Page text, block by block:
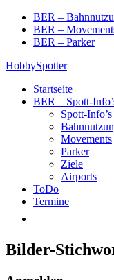
Skip
content
BER –
BER –
BER – Parker
HobbySpotter
Startseite
BER – Spott-
Spott-Info’s
Movements
Parker
Ziele
Airports
ToDo
Termine
Bilder-